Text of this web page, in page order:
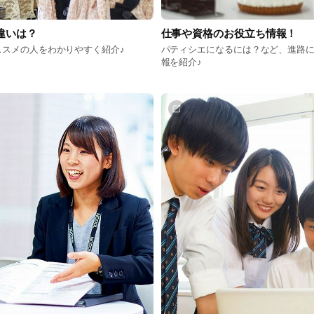
いは？
メの人をわかりやすく紹介♪
仕事や資格のお役立ち情報！
パティシエになるには？など、進路
報を紹介♪